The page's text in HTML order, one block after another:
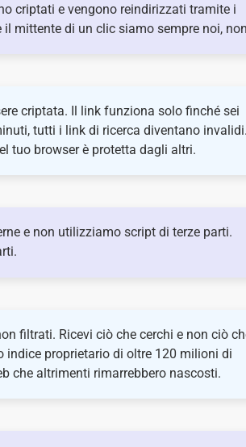
criptati e vengono reindirizzati tramite i
il mittente di un clic siamo sempre noi,
criptata. Il link funziona solo finché sei
tutti i link di ricerca diventano invalidi.
tuo browser è protetta dagli altri.
e non utilizziamo script di terze parti.
filtrati. Ricevi ciò che cerchi e non ciò
indice proprietario di oltre 120 milioni di
che altrimenti rimarrebbero nascosti.